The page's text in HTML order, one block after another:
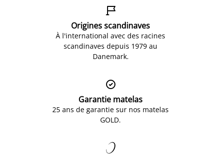

Origines scandinaves
À l'international avec des racines
scandinaves depuis 1979 au
Danemark.

Garantie matelas
25 ans de garantie sur nos matelas
GOLD.
